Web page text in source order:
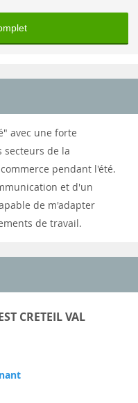
avec une forte
de la
pendant l'été.
et d'un
de m'adapter
de travail.
CRETEIL VAL